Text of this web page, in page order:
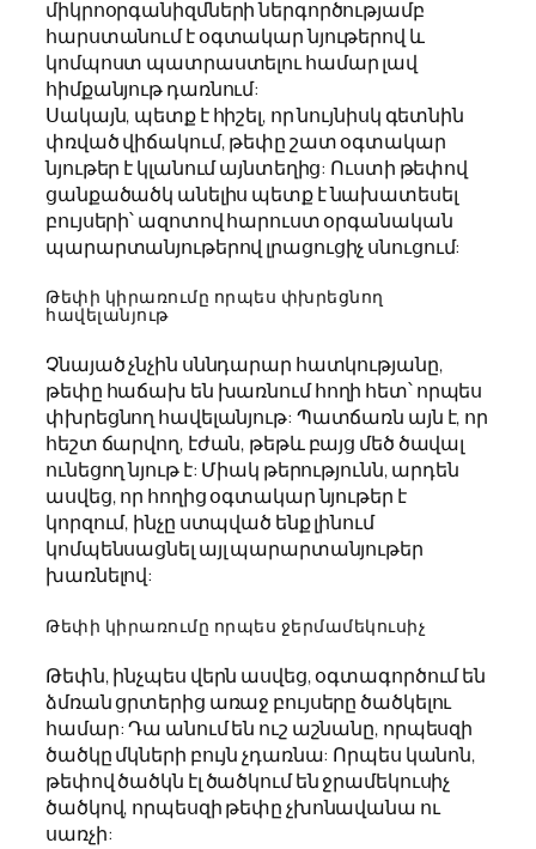
միկրոօրգանիզմների ներգործությամբ
հարստանում է օգտակար նյութերով և
կոմպոստ պատրաստելու համար լավ
հիմքանյութ դառնում:
Սակայն, պետք է հիշել, որ նույնիսկ գետնին
փռված վիճակում, թեփը շատ օգտակար
նյութեր է կլանում այնտեղից: Ուստի թեփով
ցանքածածկ անելիս պետք է նախատեսել
բույսերի՝ ազոտով հարուստ օրգանական
պարարտանյութերով լրացուցիչ սնուցում:
Թեփի կիրառումը որպես փխրեցնող
հավելանյութ
Չնայած չնչին սննդարար հատկությանը,
թեփը հաճախ են խառնում հողի հետ՝ որպես
փխրեցնող հավելանյութ: Պատճառն այն է, որ
հեշտ ճարվող, էժան, թեթև բայց մեծ ծավալ
ունեցող նյութ է: Միակ թերությունն, արդեն
ասվեց, որ հողից օգտակար նյութեր է
կորզում, ինչը ստպված ենք լինում
կոմպենսացնել այլ պարարտանյութեր
խառնելով:
Թեփի կիրառումը որպես ջերմամեկուսիչ
Թեփն, ինչպես վերն ասվեց, օգտագործում են
ձմռան ցրտերից առաջ բույսերը ծածկելու
համար: Դա անում են ուշ աշնանը, որպեսզի
ծածկը մկների բույն չդառնա: Որպես կանոն,
թեփով ծածկն էլ ծածկում են ջրամեկուսիչ
ծածկով, որպեսզի թեփը չխոնավանա ու
սառչի: